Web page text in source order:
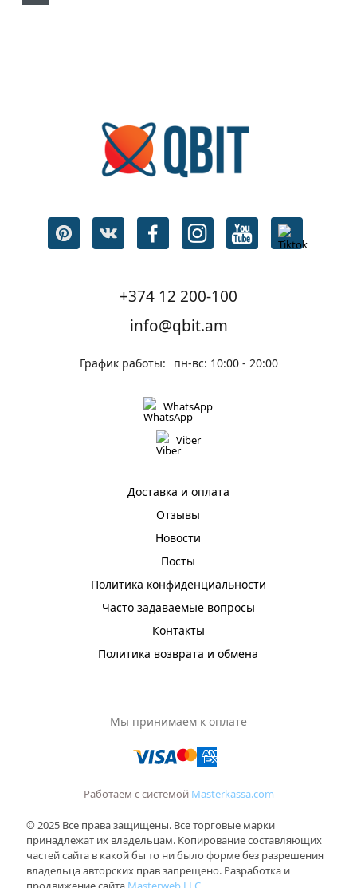
+374 12 200-100
info@qbit.am
График работы: пн-вс: 10:00 - 20:00
WhatsApp
Viber
Доставка и оплата
Отзывы
Новости
Посты
Политика конфиденциальности
Часто задаваемые вопросы
Контакты
Политика возврата и обмена
Мы принимаем к оплате
Работаем с системой Masterkassa.com
© 2025 Все права защищены. Все торговые марки
принадлежат их владельцам. Копирование составляющих
частей сайта в какой бы то ни было форме без разрешения
владельца авторских прав запрещено. Разработка и